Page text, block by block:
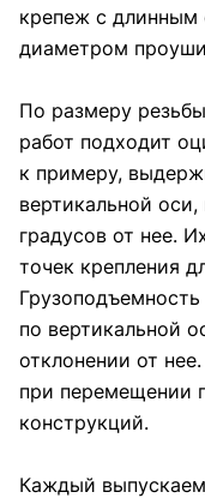
крепеж с
диаметром
По размеру
работ подходит
к примеру,
вертикальной
градусов от нее.
точек крепления
по вертикальной
отклонении от
при перемещении
конструкций.
Каждый